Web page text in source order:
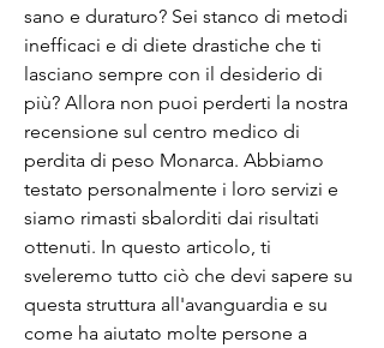
sano e duraturo? Sei stanco di metodi
inefficaci e di diete drastiche che ti
lasciano sempre con il desiderio di
più? Allora non puoi perderti la nostra
recensione sul centro medico di
perdita di peso Monarca. Abbiamo
testato personalmente i loro servizi e
siamo rimasti sbalorditi dai risultati
ottenuti. In questo articolo, ti
sveleremo tutto ciò che devi sapere su
questa struttura all'avanguardia e su
come ha aiutato molte persone a